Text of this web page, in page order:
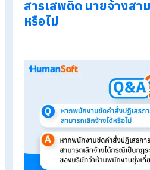
A: นายจ้างไม่สามา
ยินยอมจากพนักงา
ตามรัฐธรรมนูญแห่งราชอาณาจั
๒๘ วรรคหนึ่ง บัญญัติว่า บุคคลย่
ร่างกาย และวรรคสอง บัญญัติว่
อันกระทบกระเทือนต่อสิทธิหรือเ
มิได้เว้นแต่มีเหตุตามที่กฎหมา
นายจ้างไม่สามารถบังคับให้พนั